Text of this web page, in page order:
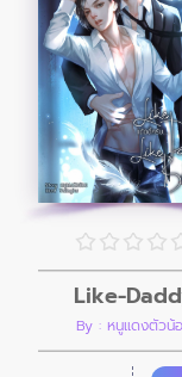
Like-
By : หนูแดงตัวน้